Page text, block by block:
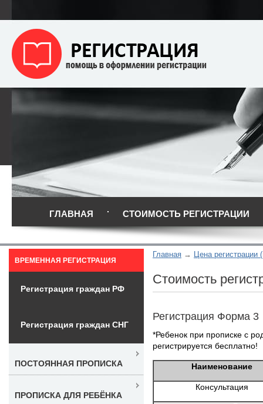
ГЛАВНАЯ СТОИМОСТЬ РЕГИСТРАЦИИ
Главная Цена регистрации
Стоимость
Регистрация Форма 3
*Ребенок при прописке с
регистрируется бесплатно!
Наименование
Консультация
ВРЕМЕННАЯ РЕГИСТРАЦИЯ
Регистрация граждан РФ
Регистрация граждан СНГ
ПОСТОЯННАЯ ПРОПИСКА
ПРОПИСКА ДЛЯ РЕБЁНКА